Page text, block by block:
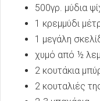
500γρ. μύδια
1 κρεμμύδι
1 μεγάλη
χυμό από ½
2 κουτάκια
2 κουταλιές